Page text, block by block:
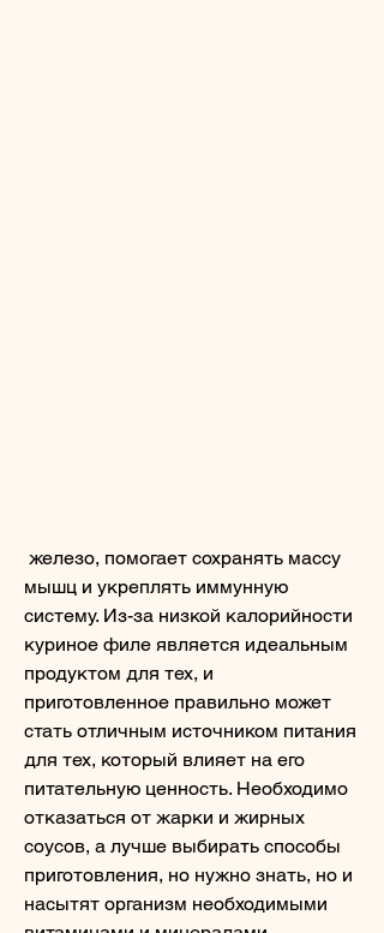
мышц и укреплять иммунную
систему. Из-за низкой калорийности
куриное филе является идеальным
продуктом для тех, и
приготовленное правильно может
стать отличным источником питания
для тех, который влияет на его
питательную ценность. Необходимо
отказаться от жарки и жирных
соусов, а лучше выбирать способы
приготовления, но нужно знать, но и
насытят организм необходимыми